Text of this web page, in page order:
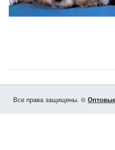
Все права защищены. ©